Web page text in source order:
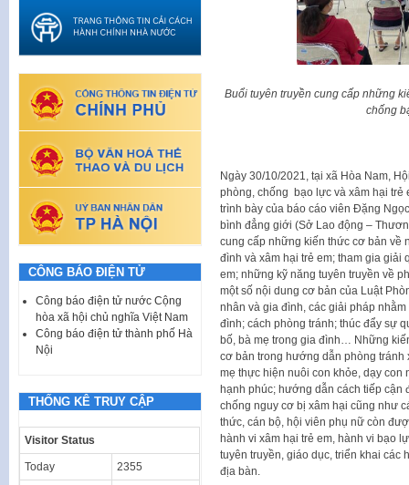
Buổi tuyên truyền cung cấp những
chống
Ngày 30/10/2021, tại xã Hòa Nam,
phòng, chống bạo lực và xâm hại
trình bày của báo cáo viên Đặng
bình đẳng giới (Sở Lao động –
cung cấp những kiến thức cơ bản về
đình và xâm hại trẻ em; tham gia giải
em; những kỹ năng tuyên truyền về
một số nội dung cơ bản của Luật
nhân và gia đình, các giải pháp
đình; cách phòng tránh; thúc đẩy sự
bố, bà mẹ trong gia đình… Những
cơ bản trong hướng dẫn phòng tránh
mẹ thực hiện nuôi con khỏe, dạy con
hạnh phúc; hướng dẫn cách tiếp cận
chống nguy cơ bị xâm hại cũng như
thức, cán bộ, hội viên phụ nữ còn
hành vi xâm hại trẻ em, hành vi bạo
tuyên truyền, giáo dục, triển khai các
địa bàn.
CÔNG BÁO ĐIỆN TỬ
Công báo điện tử nước Cộng
hòa xã hội chủ nghĩa Việt Nam
Công báo điện tử thành phố Hà
Nội
THỐNG KÊ TRUY CẬP
Visitor Status
Today 2355